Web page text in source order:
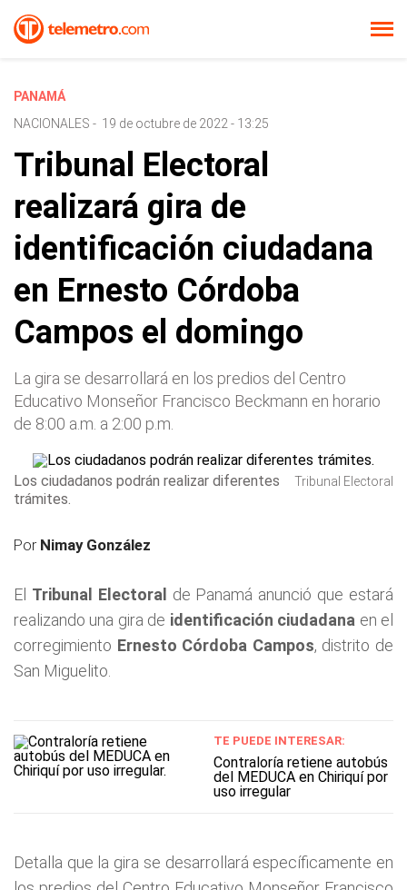
PANAMÁ
NACIONALES - 19 de octubre de 2022 - 13:25
Tribunal Electoral
realizará gira de
identificación ciudadana
en Ernesto Córdoba
Campos el domingo
La gira se desarrollará en los predios del Centro
Educativo Monseñor Francisco Beckmann en horario
de 8:00 a.m. a 2:00 p.m.
Los ciudadanos podrán realizar diferentes
trámites.
Tribunal Electoral
Por Nimay González
El Tribunal Electoral
de Panamá anunció que estará
realizando una gira de identificación ciudadana en el
corregimiento Ernesto Córdoba Campos, distrito de
San Miguelito.
TE PUEDE INTERESAR:
Contraloría retiene autobús
del MEDUCA en Chiriquí por
uso irregular
Detalla que la gira se desarrollará específicamente en